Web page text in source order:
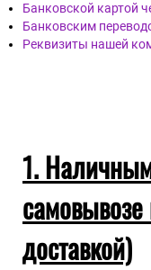
Банковской картой
Банковским
Реквизиты нашей
1.
доставкой)